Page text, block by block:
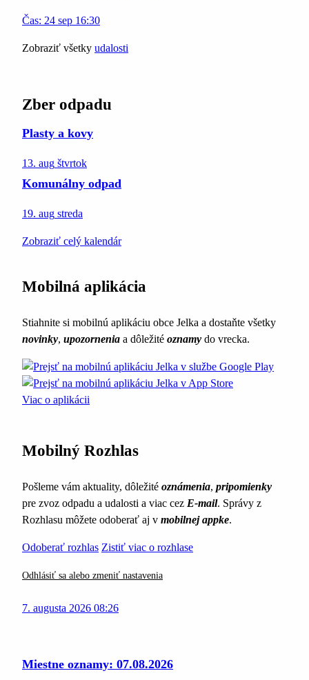
Čas: 24 sep 16:30
Zobraziť všetky udalosti
Zber odpadu
Plasty a kovy
13. aug štvrtok
Komunálny odpad
19. aug streda
Zobraziť celý kalendár
Mobilná aplikácia
Stiahnite si mobilnú aplikáciu obce Jelka a dostaňte všetky
novinky, upozornenia a dôležité oznamy do vrecka.
Viac o aplikácii
Mobilný Rozhlas
Pošleme vám aktuality, dôležité oznámenia, pripomienky
pre zvoz odpadu a udalosti a viac cez E-mail. Správy z
Rozhlasu môžete odoberať aj v mobilnej appke.
Odoberať rozhlas Zistiť viac o rozhlase
Odhlásiť sa alebo zmeniť nastavenia
7. augusta 2026 08:26
Miestne oznamy: 07.08.2026